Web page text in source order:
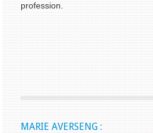
profession.
MARIE AVERSENG :